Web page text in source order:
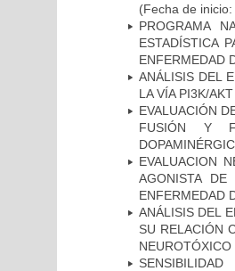
(Fecha de
PROGRAMA
ESTADÍSTICA
ENFERMEDAD
ANÁLISIS DEL
LA VÍA PI3K/
EVALUACIÓN
FUSIÓN Y
EVALUACION
AGONISTA
ENFERMEDAD
ANÁLISIS DEL
SU RELACIÓN
NEUROTÓXICO